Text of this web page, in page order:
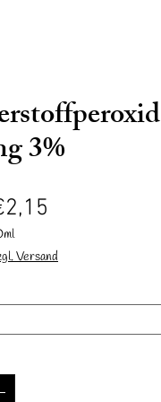
Informationen
3%
Versand